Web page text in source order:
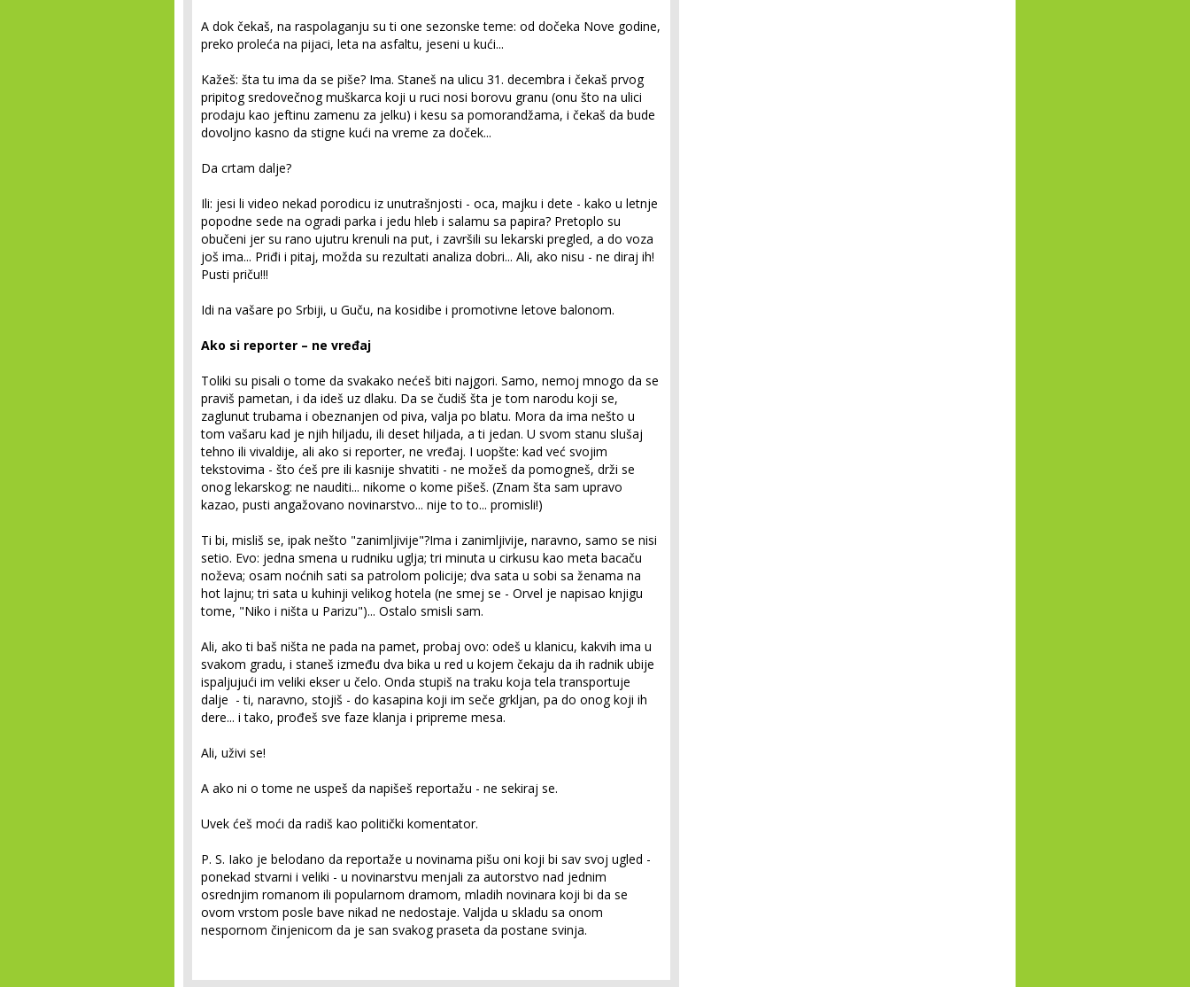
A dok čekaš, na raspolaganju su ti one sezonske teme: od dočeka Nove godine,
preko proleća na pijaci, leta na asfaltu, jeseni u kući...
Kažeš: šta tu ima da se piše? Ima. Staneš na ulicu 31. decembra i čekaš prvog
pripitog sredovečnog muškarca koji u ruci nosi borovu granu (onu što na ulici
prodaju kao jeftinu zamenu za jelku) i kesu sa pomorandžama, i čekaš da bude
dovoljno kasno da stigne kući na vreme za doček...
Da crtam dalje?
Ili: jesi li video nekad porodicu iz unutrašnjosti - oca, majku i dete - kako u letnje
popodne sede na ogradi parka i jedu hleb i salamu sa papira? Pretoplo su
obučeni jer su rano ujutru krenuli na put, i završili su lekarski pregled, a do voza
još ima... Priđi i pitaj, možda su rezultati analiza dobri... Ali, ako nisu - ne diraj ih!
Pusti priču!!!
Idi na vašare po Srbiji, u Guču, na kosidibe i promotivne letove balonom.
Ako si reporter – ne vređaj
Toliki su pisali o tome da svakako nećeš biti najgori. Samo, nemoj mnogo da se
praviš pametan, i da ideš uz dlaku. Da se čudiš šta je tom narodu koji se,
zaglunut trubama i obeznanjen od piva, valja po blatu. Mora da ima nešto u
tom vašaru kad je njih hiljadu, ili deset hiljada, a ti jedan. U svom stanu slušaj
tehno ili vivaldije, ali ako si reporter, ne vređaj. I uopšte: kad već svojim
tekstovima - što ćeš pre ili kasnije shvatiti - ne možeš da pomogneš, drži se
onog lekarskog: ne nauditi... nikome o kome pišeš. (Znam šta sam upravo
kazao, pusti angažovano novinarstvo... nije to to... promisli!)
Ti bi, misliš se, ipak nešto "zanimljivije"?Ima i zanimljivije, naravno, samo se nisi
setio. Evo: jedna smena u rudniku uglja; tri minuta u cirkusu kao meta bacaču
noževa; osam noćnih sati sa patrolom policije; dva sata u sobi sa ženama na
hot lajnu; tri sata u kuhinji velikog hotela (ne smej se - Orvel je napisao knjigu
tome, "Niko i ništa u Parizu")... Ostalo smisli sam.
Ali, ako ti baš ništa ne pada na pamet, probaj ovo: odeš u klanicu, kakvih ima u
svakom gradu, i staneš između dva bika u red u kojem čekaju da ih radnik ubije
ispaljujući im veliki ekser u čelo. Onda stupiš na traku koja tela transportuje
dalje - ti, naravno, stojiš - do kasapina koji im seče grkljan, pa do onog koji ih
dere... i tako, prođeš sve faze klanja i pripreme mesa.
Ali, uživi se!
A ako ni o tome ne uspeš da napišeš reportažu - ne sekiraj se.
Uvek ćeš moći da radiš kao politički komentator.
P. S. Iako je belodano da reportaže u novinama pišu oni koji bi sav svoj ugled -
ponekad stvarni i veliki - u novinarstvu menjali za autorstvo nad jednim
osrednjim romanom ili popularnom dramom, mladih novinara koji bi da se
ovom vrstom posle bave nikad ne nedostaje. Valjda u skladu sa onom
nespornom činjenicom da je san svakog praseta da postane svinja.